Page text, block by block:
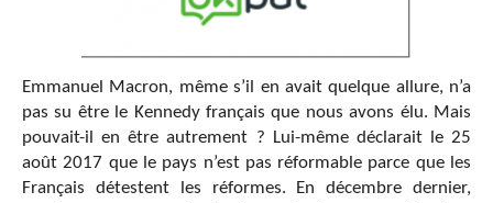
Emmanuel Macron, même s’il en avait quelque allure, n’a
pas su être le Kennedy français que nous avons élu. Mais
pouvait-il en être autrement ? Lui-même déclarait le 25
août 2017 que le pays n’est pas réformable parce que les
Français détestent les réformes. En décembre dernier,